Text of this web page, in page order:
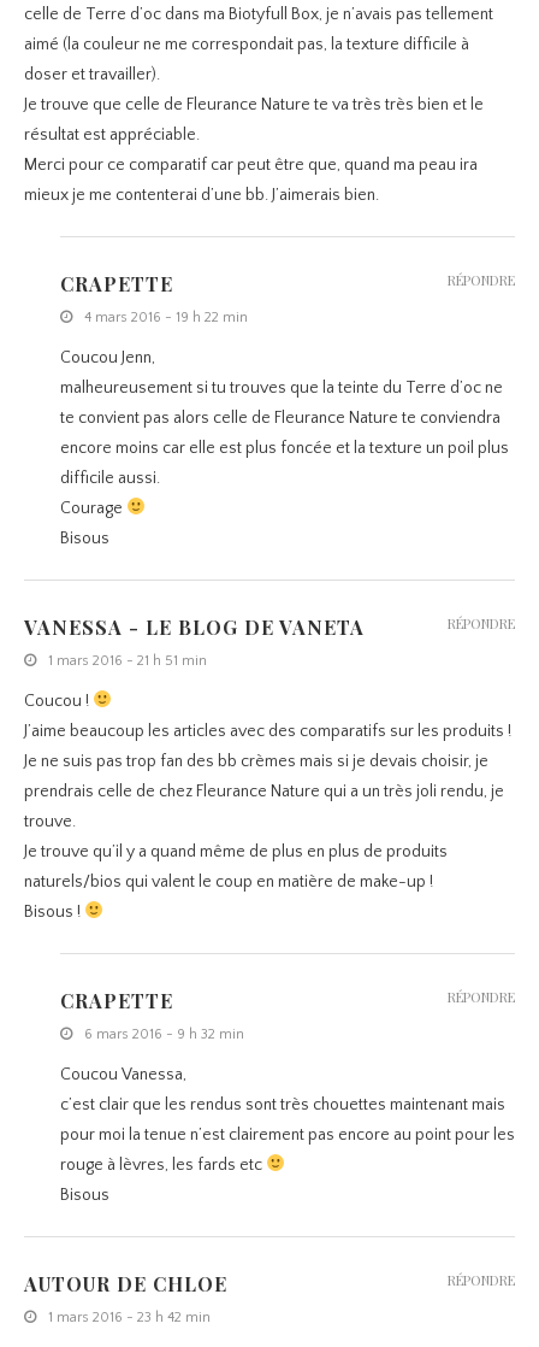
celle de Terre d’oc dans ma Biotyfull Box, je n’avais pas tellement
aimé (la couleur ne me correspondait pas, la texture difficile à
doser et travailler).
Je trouve que celle de Fleurance Nature te va très très bien et le
résultat est appréciable.
Merci pour ce comparatif car peut être que, quand ma peau ira
mieux je me contenterai d’une bb. J’aimerais bien.
CRAPETTE
4 mars 2016 - 19 h 22 min
Coucou Jenn,
malheureusement si tu trouves que la teinte du Terre d’oc ne
te convient pas alors celle de Fleurance Nature te conviendra
encore moins car elle est plus foncée et la texture un poil plus
difficile aussi.
Courage
Bisous
RÉPONDRE
VANESSA - LE BLOG DE VANETA
1 mars 2016 - 21 h 51 min
Coucou !
J’aime beaucoup les articles avec des comparatifs sur les produits !
Je ne suis pas trop fan des bb crèmes mais si je devais choisir, je
prendrais celle de chez Fleurance Nature qui a un très joli rendu, je
trouve.
Je trouve qu’il y a quand même de plus en plus de produits
naturels/bios qui valent le coup en matière de make-up !
Bisous !
RÉPONDRE
CRAPETTE
6 mars 2016 - 9 h 32 min
Coucou Vanessa,
c’est clair que les rendus sont très chouettes maintenant mais
pour moi la tenue n’est clairement pas encore au point pour les
rouge à lèvres, les fards etc
Bisous
RÉPONDRE
AUTOUR DE CHLOE
1 mars 2016 - 23 h 42 min
RÉPONDRE